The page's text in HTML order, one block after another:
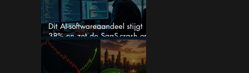
Dit AI-softwareaandeel stijgt
38% en zet de SaaS-crash op
zijn kop